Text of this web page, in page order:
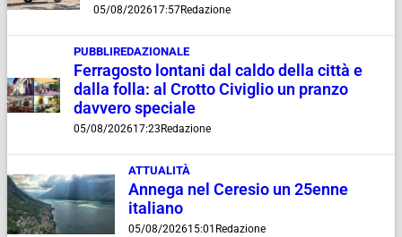
05/08/202617:57Redazione
PUBBLIREDAZIONALE
Ferragosto lontani dal caldo della città e
dalla folla: al Crotto Civiglio un pranzo
davvero speciale
05/08/202617:23 Redazione
ATTUALITÀ
Annega nel Ceresio un 25enne
italiano
05/08/202615:01 Redazione